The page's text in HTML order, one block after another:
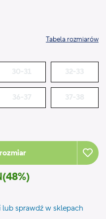
Tabela rozmiarów
30-31 32-33
36-37 37-38
(48%)
sprawdź w sklepach